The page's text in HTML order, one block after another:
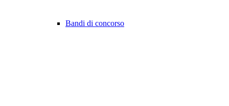
Bandi di concorso